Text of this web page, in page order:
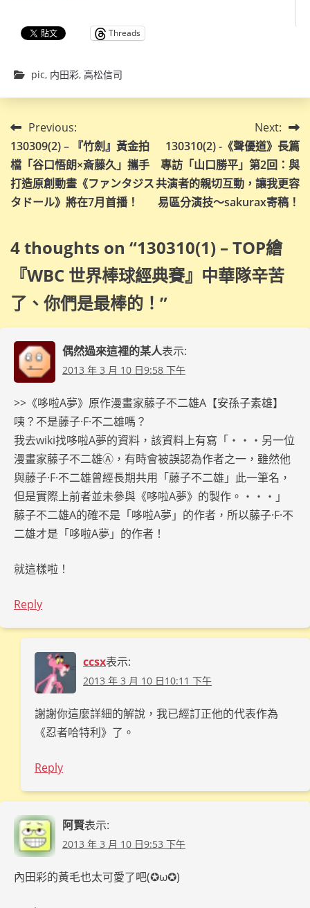
Threads
pic, 内田彩, 高松信司
文
章
導
覽
Previous:
130309(2) – 『竹劍』黃金拍
檔「谷口悟朗×斎藤久」攜手
打造原創動畫《ファンタジス
タドール》將在7月首播！
Next:
130310(2) -《聲優道》長篇
專訪「山口勝平」第2回：與
共演者的親切互動，讓我更容
易區分演技～sakurax寄稿！
4 thoughts on “130310(1) – TOP繪
『WBC 世界棒球經典賽』中華隊辛苦
了、你們是最棒的！ ”
偶然過來這裡的某人表示:
2013 年 3 月 10 日9:58 下午
>>《哆啦A夢》原作漫畫家藤子不二雄A【安孫子素雄】
咦？不是藤子·F·不二雄嗎？
我去wiki找哆啦A夢的資料，該資料上有寫「‧‧‧另一位
漫畫家藤子不二雄Ⓐ，有時會被誤認為作者之一，雖然他
與藤子·F·不二雄曾經長期共用「藤子不二雄」此一筆名，
但是實際上前者並未參與《哆啦A夢》的製作。‧‧‧」
藤子不二雄A的確不是「哆啦A夢」的作者，所以藤子·F·不
二雄才是「哆啦A夢」的作者！
就這樣啦！
Reply
ccsx表示:
2013 年 3 月 10 日10:11 下午
謝謝你這麼詳細的解說，我已經訂正他的代表作為
《忍者哈特利》了。
Reply
阿賢表示:
2013 年 3 月 10 日9:53 下午
內田彩的黃毛也太可愛了吧(✪ω✪)